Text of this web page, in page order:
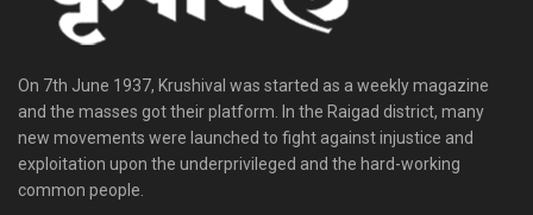
On 7th June 1937, Krushival was started as a weekly magazine
and the masses got their platform. In the Raigad district, many
new movements were launched to fight against injustice and
exploitation upon the underprivileged and the hard-working
common people.